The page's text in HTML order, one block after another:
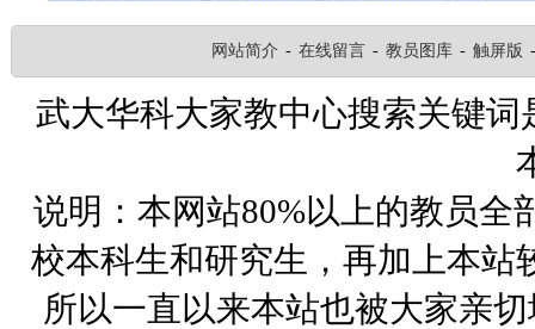
网站简介 - 在线留言 - 教员图库 - 触屏版
武大华科大家教中心搜索关键
说明：本网站80%以上的教员全
校本科生和研究生，再加上本站
所以一直以来本站也被大家亲